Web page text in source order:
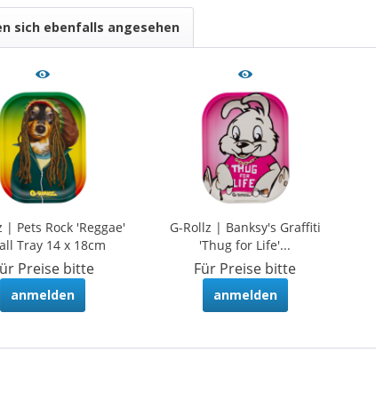
sich ebenfalls angesehen
| Pets Rock 'Reggae'
Tray 14 x 18cm
Preise bitte
anmelden
G-Rollz | Banksy's Graffiti
'Thug for Life'...
Für Preise bitte
anmelden